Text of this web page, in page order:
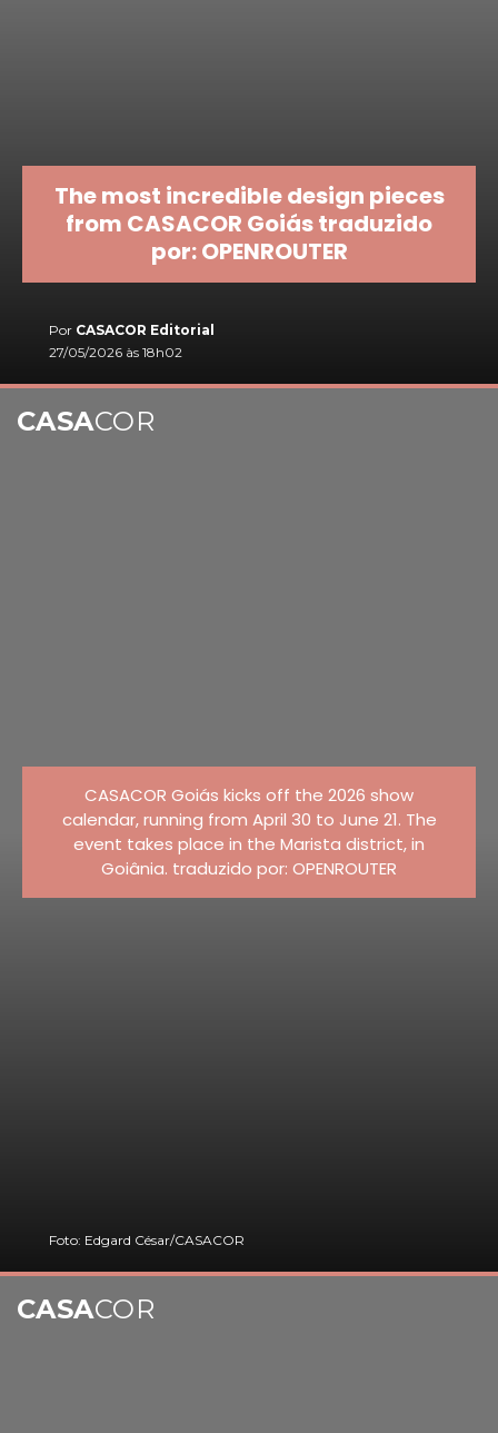
The most incredible design pieces
from CASACOR Goiás traduzido
por: OPENROUTER
Por CASACOR Editorial
27/05/2026 às 18h02
CASACOR Goiás kicks off the 2026 show
calendar, running from April 30 to June 21. The
event takes place in the Marista district, in
Goiânia. traduzido por: OPENROUTER
Foto: Edgard César/CASACOR
CASACOR
CASACOR